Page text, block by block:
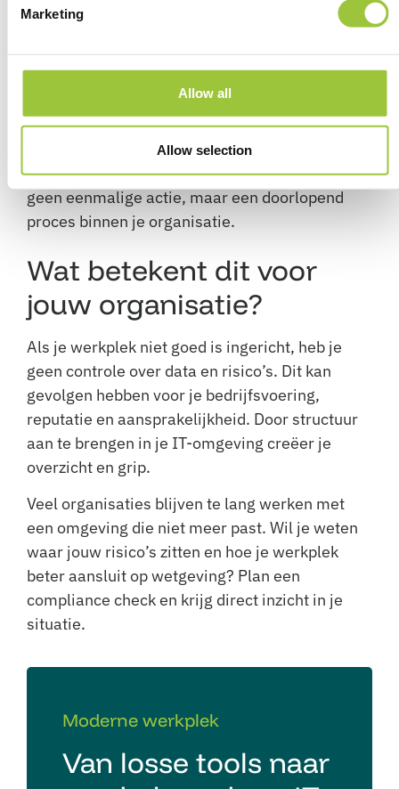
Marketing
Allow all
Allow selection
moet kunnen zien wat er gebeurt binnen je IT-
Tot slot zorg je dat processen worden geborgd.
Denk aan periodieke controles, updates van
rechten en evaluatie van beleid. Compliance is
geen eenmalige actie, maar een doorlopend
proces binnen je organisatie.
Wat betekent dit voor
jouw organisatie?
Als je werkplek niet goed is ingericht, heb je
geen controle over data en risico’s. Dit kan
gevolgen hebben voor je bedrijfsvoering,
reputatie en aansprakelijkheid. Door structuur
aan te brengen in je IT-omgeving creëer je
overzicht en grip.
Veel organisaties blijven te lang werken met
een omgeving die niet meer past. Wil je weten
waar jouw risico’s zitten en hoe je werkplek
beter aansluit op wetgeving? Plan een
compliance check en krijg direct inzicht in je
situatie.
Moderne werkplek
Van losse tools naar